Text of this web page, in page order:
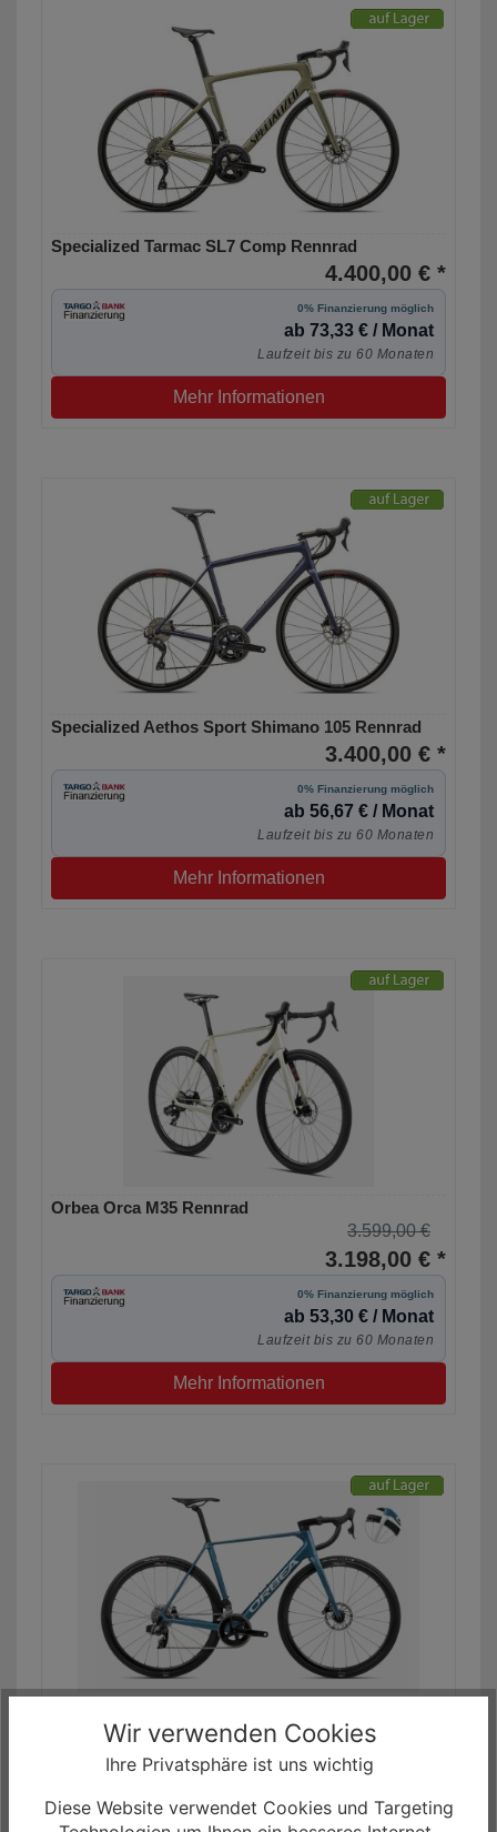
Specialized Tarmac SL7 Comp Rennrad
4.400,00 € *
0% Finanzierung möglich
ab 73,33 € / Monat
Laufzeit bis zu 60 Monaten
Mehr Informationen
Specialized Aethos Sport Shimano 105 Rennrad
3.400,00 € *
0% Finanzierung möglich
ab 56,67 € / Monat
Laufzeit bis zu 60 Monaten
Mehr Informationen
Orbea Orca M35 Rennrad
3.599,00 €
3.198,00 € *
0% Finanzierung möglich
ab 53,30 € / Monat
Laufzeit bis zu 60 Monaten
Mehr Informationen
4.399,00 €
ab 3.099,00 € *
0% Finanzierung möglich
ab 51,65 € / Monat
Wir verwenden Cookies
Ihre Privatsphäre ist uns wichtig
Diese Website verwendet Cookies und Targeting